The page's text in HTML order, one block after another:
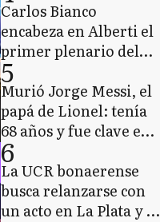
entre los 16 mejores
Carlos Bianco
encabeza en Alberti el
primer plenario del
espacio de Kicillof
rumbo a las elecciones
2027
5
Murió Jorge Messi, el
papá de Lionel: tenía
68 años y fue clave en
la carrera del capitán
argentino
6
La UCR bonaerense
busca relanzarse con
un acto en La Plata y se